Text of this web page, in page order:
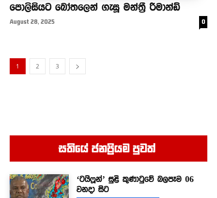
පොලිසියට බෝතලෙන් ගැසූ මන්ත්‍රී රිමාන්ඩ්
August 28, 2025 0
1 2 3
සතියේ ජනප්‍රියම පුවත් ‍
‘ටයිෆූන්’ සුළි කුණාටුවේ බලපෑම 06
වනදා සිට